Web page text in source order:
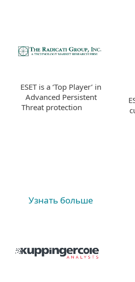
ESET is a ‘Top Player’ in
Advanced Persistent
Threat protection
Узнать больше